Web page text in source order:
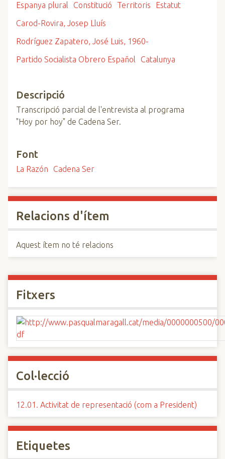
Espanya plural Constitució Territoris
Estatut
Carod-Rovira, Josep Lluís
Rodríguez Zapatero, José Luis, 1960-
Partido Socialista Obrero Español
Catalunya
Descripció
Transcripció parcial de l'entrevista al programa
"Hoy por hoy" de Cadena Ser.
Font
La Razón Cadena Ser
Relacions d'ítem
Aquest ítem no té relacions
Fitxers
Col·lecció
12.01. Activitat de representació (com a President)
Etiquetes